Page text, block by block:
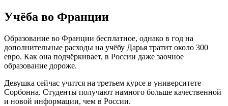
Учёба во Франции
Образование во Франции бесплатное, однако в год на
дополнительные расходы на учёбу Дарья тратит около 300
евро. Как она подчёркивает, в России даже заочное
образование дороже.
Девушка сейчас учится на третьем курсе в университете
Сорбонна. Студенты получают намного больше качественной
и новой информации, чем в России.